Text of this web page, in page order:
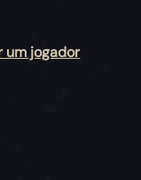
um jogador